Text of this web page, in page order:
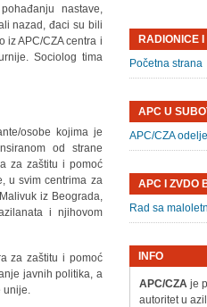
nastave,
nazad, đaci su bili
iz APC/CZA centra i
Sociolog tima
osobe kojima je
od strane
za zaštitu i pomoć
u svim centrima za
iz Beograda,
i njihovom
za zaštitu i pomoć
javnih politika, a
unije.
RADIONICE
Početna strana
APC U
APC/CZA
APC I ZVDO
Rad sa
INFO
APC/CZAje
autoritet u